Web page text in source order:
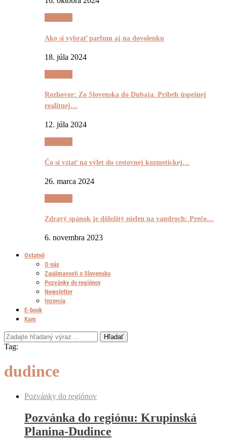
Ako si vybrať parfum aj na dovolenku
18. júla 2024
Rozhovor: Zo Slovenska do Dubaja. Príbeh úspešnej
realitnej…
12. júla 2024
Čo si vziať na výlet do cestovnej kozmetickej…
26. marca 2024
Zdravý spánok je dôležitý nielen na vandroch: Prečo…
6. novembra 2023
Ostatnô
O nás
Zaujímavosti o Slovensku
Pozvánky do regiónov
Newsletter
Inzercia
E-book
Kam
Hľadať
Tag:
dudince
Pozvánky do regiónov
Pozvánka do regiónu: Krupinská
Planina-Dudince